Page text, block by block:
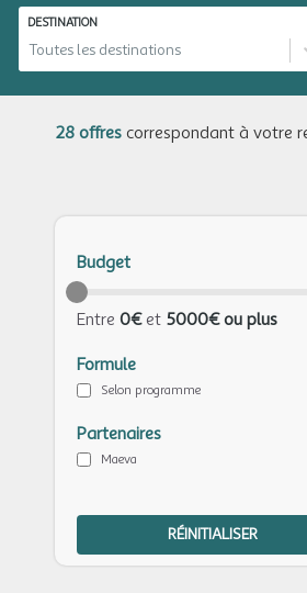
DESTINATION
Toutes les destinations
28 offres correspondant à votre
Budget
Entre 0€et 5000€ ou plus
Formule
Selon programme
Partenaires
Maeva
RÉINITIALISER